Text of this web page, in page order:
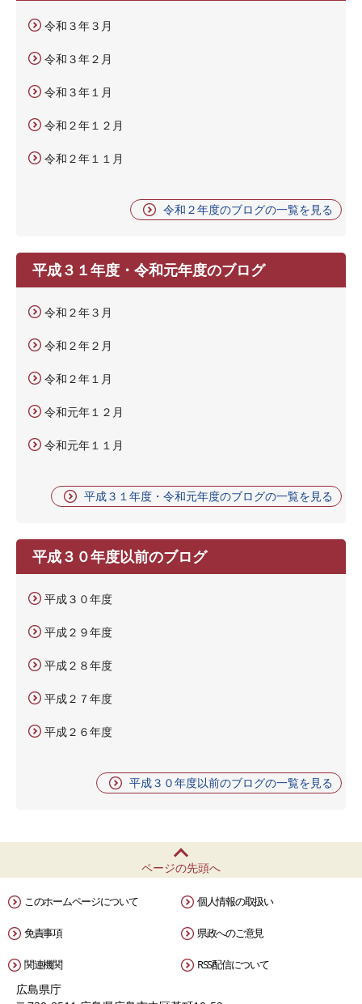
令和３年３月
令和３年２月
令和３年１月
令和２年１２月
令和２年１１月
令和２年度のブログの一覧を見る
平成３１年度・令和元年度のブログ
令和２年３月
令和２年２月
令和２年１月
令和元年１２月
令和元年１１月
平成３１年度・令和元年度のブログの一覧を見る
平成３０年度以前のブログ
平成３０年度
平成２９年度
平成２８年度
平成２７年度
平成２６年度
平成３０年度以前のブログの一覧を見る
ページの先頭へ
このホームページについて 個人情報の取扱い
免責事項 県政へのご意見
関連機関 RSS配信について
広島県庁